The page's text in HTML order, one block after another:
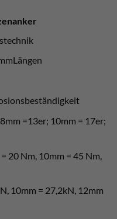
=13er; 10mm = 17er;
20 Nm, 10mm = 45 Nm,
10mm = 27,2kN, 12mm